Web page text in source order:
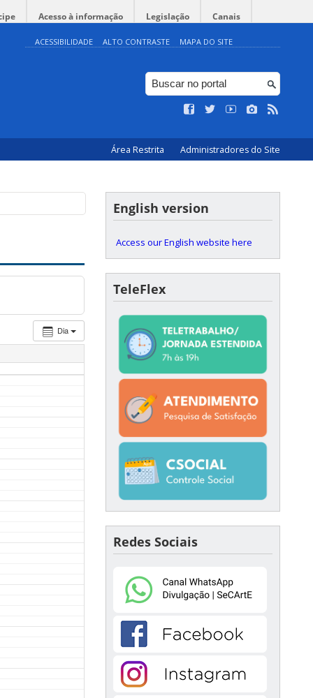
Acesso à informação Legislação Canais
ACESSIBILIDADE ALTO CONTRASTE MAPA DO SITE
Área Restrita Administradores do Site
Dia
English version
Access our English website here
TeleFlex
Redes Sociais